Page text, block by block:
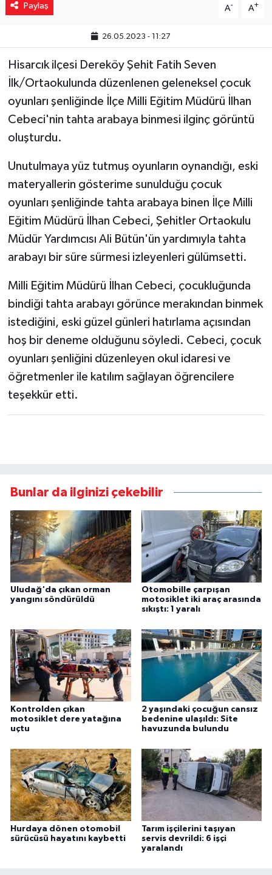
Paylaş A- A+
26.05.2023 - 11:27
Hisarcık ilçesi Dereköy Şehit Fatih Seven
İlk/Ortaokulunda düzenlenen geleneksel çocuk
oyunları şenliğinde İlçe Milli Eğitim Müdürü İlhan
Cebeci'nin tahta arabaya binmesi ilginç görüntü
oluşturdu.
Unutulmaya yüz tutmuş oyunların oynandığı, eski
materyallerin gösterime sunulduğu çocuk
oyunları şenliğinde tahta arabaya binen İlçe Milli
Eğitim Müdürü İlhan Cebeci, Şehitler Ortaokulu
Müdür Yardımcısı Ali Bütün'ün yardımıyla tahta
arabayı bir süre sürmesi izleyenleri gülümsetti.
Milli Eğitim Müdürü İlhan Cebeci, çocukluğunda
bindiği tahta arabayı görünce merakından binmek
istediğini, eski güzel günleri hatırlama açısından
hoş bir deneme olduğunu söyledi. Cebeci, çocuk
oyunları şenliğini düzenleyen okul idaresi ve
öğretmenler ile katılım sağlayan öğrencilere
teşekkür etti.
Bunlar da ilginizi çekebilir
Uludağ'da çıkan orman
yangını söndürüldü
Otomobille çarpışan
motosiklet iki araç arasında
sıkıştı: 1 yaralı
Kontrolden çıkan
motosiklet dere yatağına
uçtu
2 yaşındaki çocuğun cansız
bedenine ulaşıldı: Site
havuzunda bulundu
Hurdaya dönen otomobil
sürücüsü hayatını kaybetti
Tarım işçilerini taşıyan
servis devrildi: 6 işçi
yaralandı